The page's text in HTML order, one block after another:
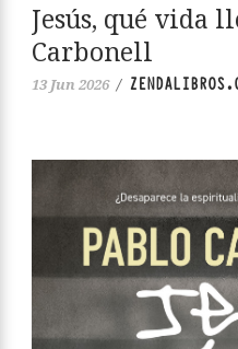
Jesús, qué vida
Carbonell
13 Jun 2026 /